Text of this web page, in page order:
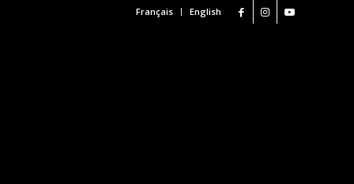
Français English